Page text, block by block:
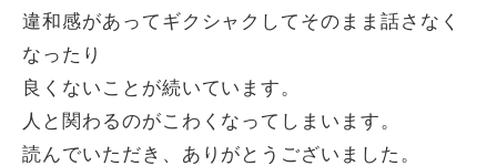
違和感があってギクシャクしてそのまま話さなく
なったり
良くないことが続いています。
人と関わるのがこわくなってしまいます。
読んでいただき、ありがとうございました。